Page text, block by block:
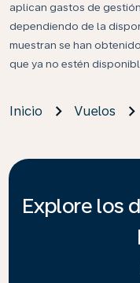
aplican gastos de
dependiendo de la
muestran se han
que ya no estén
Inicio Vuelos
Explore los